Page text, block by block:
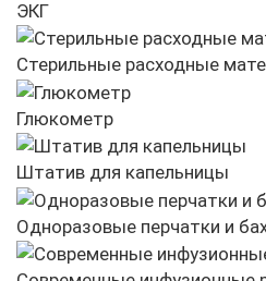
ЭКГ
Стерильные расходные
Глюкометр
Штатив для капельницы
Одноразовые перчатки и